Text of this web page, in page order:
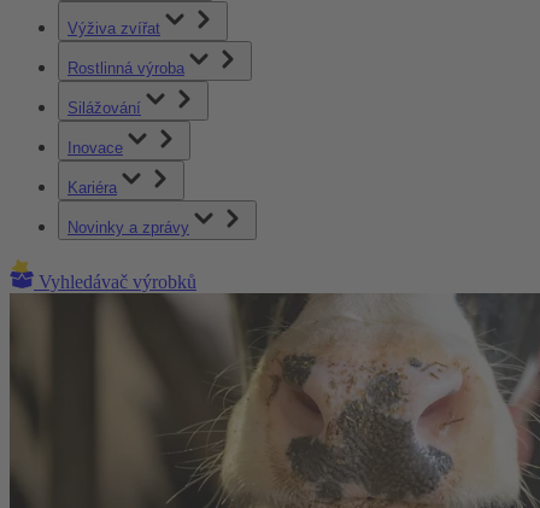
Výživa zvířat
Rostlinná výroba
Silážování
Inovace
Kariéra
Novinky a zprávy
Vyhledávač výrobků